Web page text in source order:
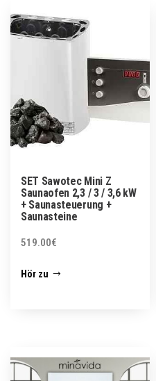
SET Sawotec Mini Z
Saunaofen 2,3 / 3 / 3,6 kW
+ Saunasteuerung +
Saunasteine
519.00€
Hör zu